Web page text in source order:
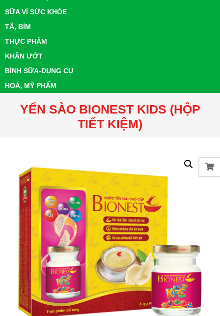
SỮA VÌ SỨC KHỎE
TÃ, BỈM
THỰC PHẨM
KHĂN ƯỚT
BÌNH SỮA-DỤNG CỤ
HOÁ, MỸ PHẨM
YẾN SÀO BIONEST KIDS (HỘP
TIẾT KIỆM)